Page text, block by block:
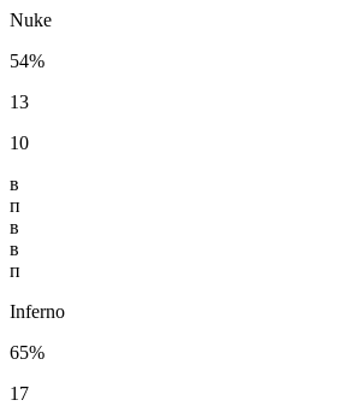
Nuke
54%
13
10
в
п
в
в
п
Inferno
65%
17